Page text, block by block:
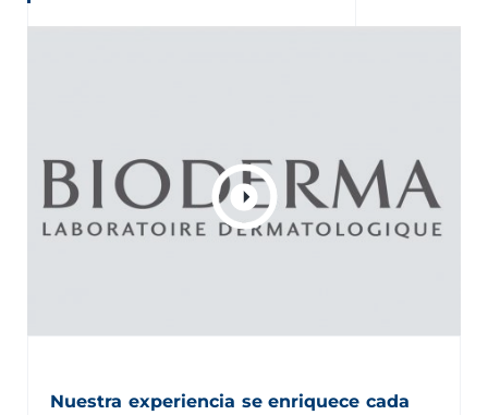
Nuestra experiencia se enriquece cada